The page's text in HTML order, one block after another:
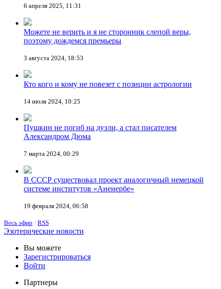
6 апреля 2025, 11:31
Можете не верить и я не сторонник слепой веры,
поэтому дождемся премьеры
3 августа 2024, 18:53
Кто кого и кому не повезет с позиции астрологии
14 июля 2024, 10:25
Пушкин не погиб на дуэли, а стал писателем
Александром Дюма
7 марта 2024, 00:29
В СССР существовал проект аналогичный немецкой
системе институтов «Аненербе»
19 февраля 2024, 06:58
Весь эфир · RSS
Эзотерические новости
Вы можете
Зарегистрироваться
Войти
Партнеры